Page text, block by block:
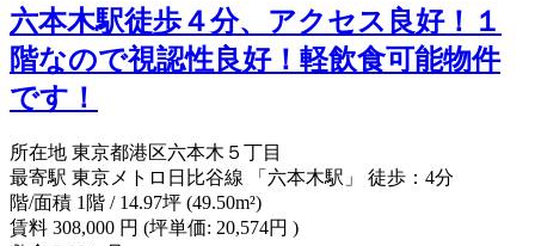
六本木駅徒歩４分、アクセス良好！１
階なので視認性良好！軽飲食可能物件
です！
所在地 東京都港区六本木５丁目
最寄駅 東京メトロ日比谷線 「六本木駅」 徒歩：4分
階/面積 1階 / 14.97坪 (49.50m²)
賃料 308,000 円 (坪単価: 20,574円 )